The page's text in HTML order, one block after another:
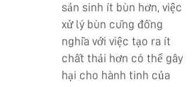
sản sinh ít bùn hơn, việc
xử lý bùn cũng đồng
nghĩa với việc tạo ra ít
chất thải hơn có thể gây
hại cho hành tinh của